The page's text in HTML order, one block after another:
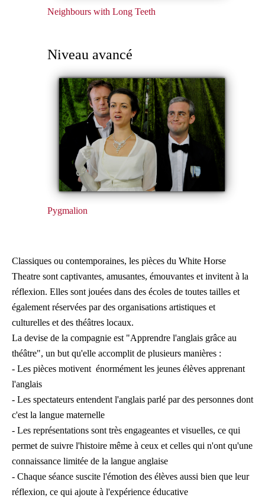
Neighbours with Long Teeth
Niveau avancé
Pygmalion
Classiques ou contemporaines, les pièces du White Horse
Theatre sont captivantes, amusantes, émouvantes et invitent à la
réflexion. Elles sont jouées dans des écoles de toutes tailles et
également réservées par des organisations artistiques et
culturelles et des théâtres locaux.
La devise de la compagnie est "Apprendre l'anglais grâce au
théâtre", un but qu'elle accomplit de plusieurs manières :
- Les pièces motivent énormément les jeunes élèves apprenant
l'anglais
- Les spectateurs entendent l'anglais parlé par des personnes dont
c'est la langue maternelle
- Les représentations sont très engageantes et visuelles, ce qui
permet de suivre l'histoire même à ceux et celles qui n'ont qu'une
connaissance limitée de la langue anglaise
- Chaque séance suscite l'émotion des élèves aussi bien que leur
réflexion, ce qui ajoute à l'expérience éducative